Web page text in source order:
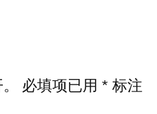
必填项已用 * 标注